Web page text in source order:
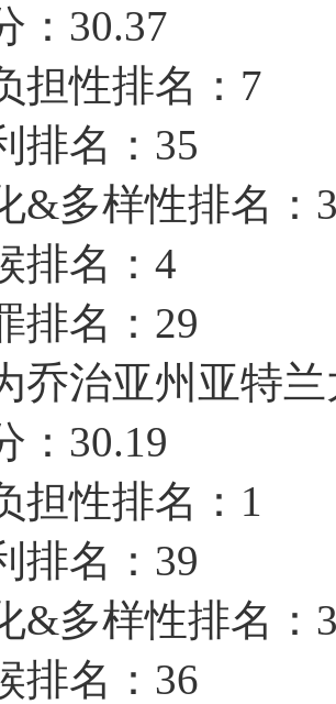
：30.37
担性排名：7
排名：35
&多样性排名：
排名：4
排名：29
乔治亚州亚特
：30.19
担性排名：1
排名：39
&多样性排名：
排名：36